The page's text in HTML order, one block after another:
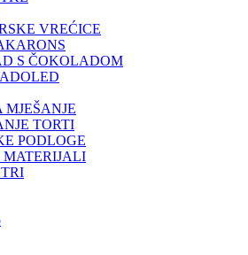
VREĆICE
S ČOKOLADOM
MJEŠANJE
TORTI
PODLOGE
MATERIJALI